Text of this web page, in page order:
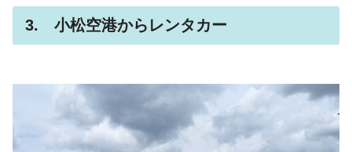
3. 小松空港からレンタカー